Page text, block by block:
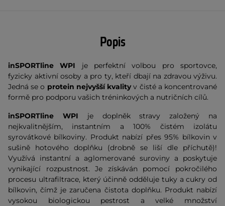
Popis
inSPORTline WPI je perfektní volbou pro sportovce,
fyzicky aktivní osoby a pro ty, kteří dbají na zdravou výživu.
Jedná se o protein nejvyšší kvalityv čisté a koncentrované
formě pro podporu vašich tréninkových a nutričních cílů.
inSPORTline WPI je doplněk stravy založený na
nejkvalitnějším, instantním a 100% čistém izolátu
syrovátkové bílkoviny. Produkt nabízí přes 95% bílkovin v
sušině hotového doplňku (drobně se liší dle příchutě)!
Využívá instantní a aglomerované suroviny a poskytuje
vynikající rozpustnost. Je získáván pomocí pokročilého
procesu ultrafiltrace, který účinně odděluje tuky a cukry od
bílkovin, čímž je zaručena čistota doplňku. Produkt nabízí
vysokou biologickou pestrost a velké množství